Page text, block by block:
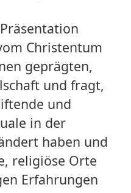
Christentum
geprägten,
und fragt,
und
in der
haben und
religiöse Orte
Erfahrungen